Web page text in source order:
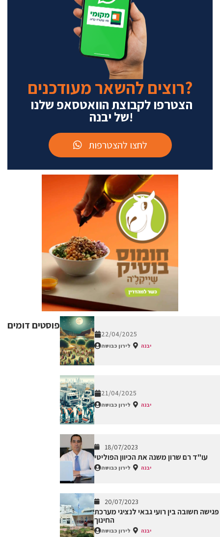
רוצים להשאר מעודכנים?
הצטרפו לקבוצת הוואטסאפ שלנו
של יבנה!
לחצו להצטרפות
פוסטים דומים
22/04/2025
לירון כבושה יבנה
21/04/2025
לירון כבושה יבנה
18/07/2023
עו"ד רם שרון משנה את הכיוון הפוליטי
לירון כבושה יבנה
20/07/2023
פגישה חשובה בין רועי גבאי לנציגי מערכת
החינוך
לירון כבושה יבנה